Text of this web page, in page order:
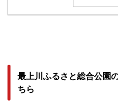
最上川ふるさと総合公園
ちら